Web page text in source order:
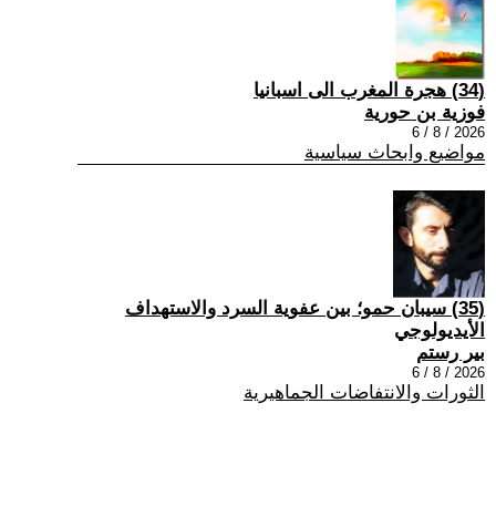
(34) هجرة المغرب الى اسبانيا
فوزية بن حورية
2026 / 8 / 6
مواضيع وابحاث سياسية
(35) سيبان حمو؛ بين عفوية السرد والاستهداف
الأيديولوجي
بير رستم
2026 / 8 / 6
الثورات والانتفاضات الجماهيرية